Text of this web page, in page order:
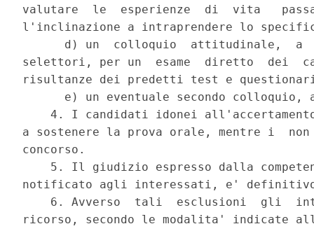
valutare  le  esperienze  di  vita
l'inclinazione a intraprendere lo
d) un  colloquio  attitudinale,  a
selettori, per un  esame  diretto  dei
risultanze dei predetti test e
e) un eventuale secondo colloquio,
4. I candidati idonei
a sostenere la prova orale, mentre i
concorso.
5. Il giudizio espresso dalla
notificato agli interessati, e'
6. Avverso  tali  esclusioni  gli